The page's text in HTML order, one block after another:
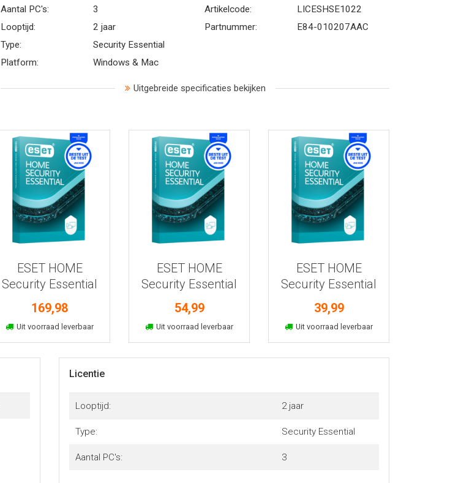
Aantal PC's:
3
Looptijd:
2 jaar
Type:
Security Essential
Platform:
Windows & Mac
Artikelcode:
LICESHSE1022
Partnummer:
E84-010207AAC
Uitgebreide specificaties bekijken
Bekijk meer informatie
ESET HOME
Security Essential
10u 2 jaar
169,98
Uit voorraad leverbaar
In winkelmand
Bekijk meer informatie
ESET HOME
Security Essential
4u 1 jaar
54,99
Uit voorraad leverbaar
In winkelmand
Bekijk meer informatie
ESET HOME
Security Essential
1u 1 jaar
39,99
Uit voorraad leverbaar
In winkelmand
Licentie
Looptijd: 2 jaar
Type: Security Essential
Aantal PC's: 3